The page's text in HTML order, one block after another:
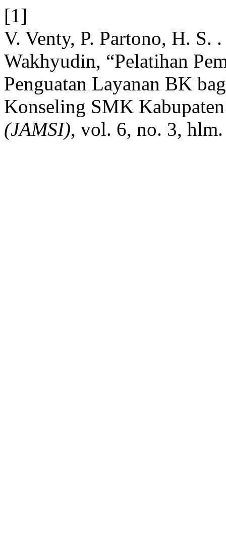
[1]
V. Venty, P. Partono, H. S.
Wakhyudin, “Pelatihan
Penguatan Layanan BK
Konseling SMK
(JAMSI), vol. 6, no. 3,